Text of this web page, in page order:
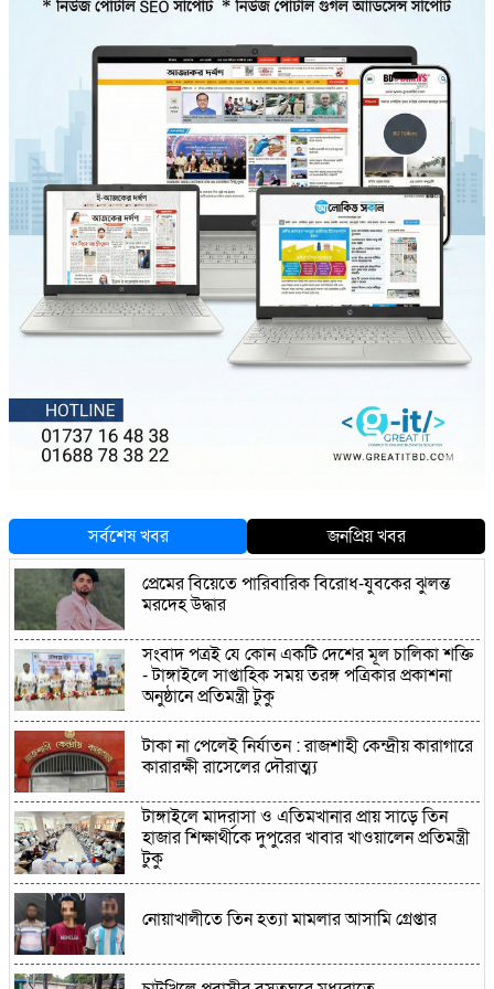
সর্বশেষ খবর
জনপ্রিয় খবর
প্রেমের বিয়েতে পারিবারিক বিরোধ-যুবকের ঝুলন্ত
মরদেহ উদ্ধার
সংবাদ পত্রই যে কোন একটি দেশের মূল চালিকা শক্তি
- টাঙ্গাইলে সাপ্তাহিক সময় তরঙ্গ পত্রিকার প্রকাশনা
অনুষ্ঠানে প্রতিমন্ত্রী টুকু
টাকা না পেলেই নির্যাতন : রাজশাহী কেন্দ্রীয় কারাগারে
কারারক্ষী রাসেলের দৌরাত্ম্য
টাঙ্গাইলে মাদরাসা ও এতিমখানার প্রায় সাড়ে তিন
হাজার শিক্ষার্থীকে দুপুরের খাবার খাওয়ালেন প্রতিমন্ত্রী
টুকু
নোয়াখালীতে তিন হত্যা মামলার আসামি গ্রেপ্তার